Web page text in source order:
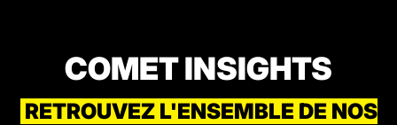
COMET INSIGHTS
RETROUVEZ L'ENSEMBLE DE NOS